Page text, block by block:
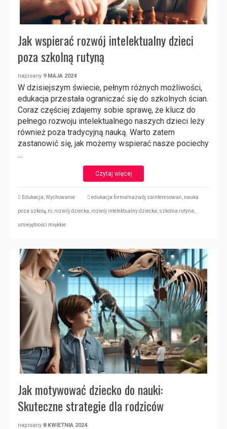
Jak wspierać rozwój intelektualny dzieci
poza szkolną rutyną
napisany 9 MAJA 2024
W dzisiejszym świecie, pełnym różnych możliwości,
edukacja przestała ograniczać się do szkolnych ścian.
Coraz częściej zdajemy sobie sprawę, że klucz do
pełnego rozwoju intelektualnego naszych dzieci leży
również poza tradycyjną nauką. Warto zatem
zastanowić się, jak możemy wspierać nasze pociechy
…
Czytaj więcej
Edukacja Wychowanie edukacja formalnazwój zainteresowań nauka
poza szkołą ro rozwój dziecka rozwój intelektualny dziecka szkolna rutyna
umiejętności miękkie
Jak motywować dziecko do nauki:
Skuteczne strategie dla rodziców
napisany 8 KWIETNIA 2024